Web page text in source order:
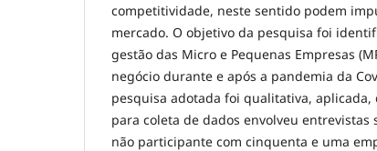
competitividade, neste sentido podem
mercado. O objetivo da pesquisa foi
gestão das Micro e Pequenas Empresas
negócio durante e após a pandemia da
pesquisa adotada foi qualitativa,
para coleta de dados envolveu
não participante com cinquenta e uma